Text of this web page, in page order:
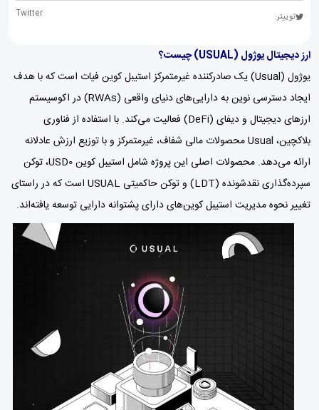
توییتر: Twitter
ارز دیجیتال یوژول (USUAL) چیست؟
یوژول (Usual) یک صادرکننده غیرمتمرکز استیبل کوین فیات است که با هدف
ایجاد دسترسی نوین به دارایی‌های دنیای واقعی (RWAs) در اکوسیستم
ارزهای دیجیتال و دیفای (DeFi) فعالیت می‌کند. با استفاده از فناوری
بلاکچین، Usual محصولات مالی شفاف، غیرمتمرکز و با توزیع ارزش عادلانه
ارائه می‌دهد. محصولات اصلی این پروژه شامل استیبل کوین USD0، توکن
سپرده‌گذاری نقدشونده (LDT) و توکن حاکمیتی USUAL است که در راستای
تغییر نحوه مدیریت استیبل کوین‌های دارای پشتوانه دارایی توسعه یافته‌اند.